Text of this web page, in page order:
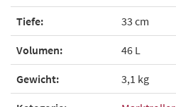
Tiefe: 33 cm
Volumen: 46 L
Gewicht: 3,1 kg